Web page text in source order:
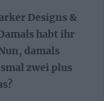
Designs &
habt ihr
damals
zwei plus